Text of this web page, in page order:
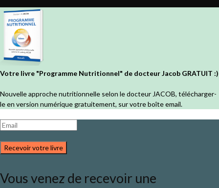
Votre livre "Programme Nutritionnel" de docteur Jacob GRATUIT :)
Nouvelle approche nutritionnelle selon le docteur JACOB, télécharger-
le en version numérique gratuitement, sur votre boîte email.
Recevoir votre livre
Vous venez de recevoir une